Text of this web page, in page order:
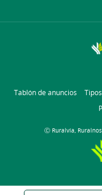
Tablón de anuncios
Ⓒ Ruralvía,